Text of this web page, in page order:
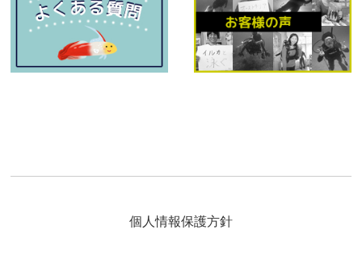
個人情報保護方針